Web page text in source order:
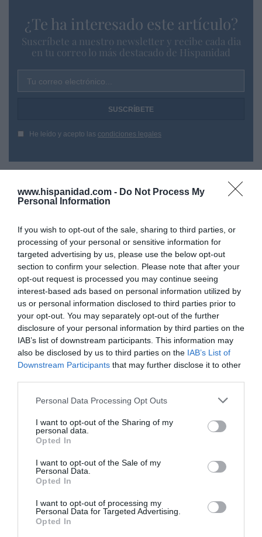
www.hispanidad.com - Do Not Process My
Personal Information
If you wish to opt-out of the sale, sharing to third parties, or
processing of your personal or sensitive information for
targeted advertising by us, please use the below opt-out
section to confirm your selection. Please note that after your
opt-out request is processed you may continue seeing
interest-based ads based on personal information utilized by
us or personal information disclosed to third parties prior to
your opt-out. You may separately opt-out of the further
disclosure of your personal information by third parties on the
IAB’s list of downstream participants. This information may
also be disclosed by us to third parties on the IAB’s List of
Downstream Participants that may further disclose it to other
Personal Data Processing Opt Outs
I want to opt-out of the Sharing of my
personal data.
Opted In
I want to opt-out of the Sale of my
Personal Data.
Opted In
I want to opt-out of processing my
Personal Data for Targeted Advertising.
Opted In
¿Te ha interesado este artículo?
Suscríbete a nuestro newsletter y recibe cada dia
en tu correo lo más destacado de Hispanidad
Tu correo electrónico...
He leído y acepto las condiciones legales
Hoy destacamos
Yolanda Díaz, el penúltimo fiasco del
Gobierno Sánchez, escaso en reputación e
ser la número dos de la OIT
Cristina Martín 06/08/26 12:41
ECONOMÍA
La matriz de la china MG dispara ingresos
(+59%) y ventas (+47%) en España, pero
reduce por primera vez su beneficio
SOCIEDAD
India. Simpatizantes del partido gobernante